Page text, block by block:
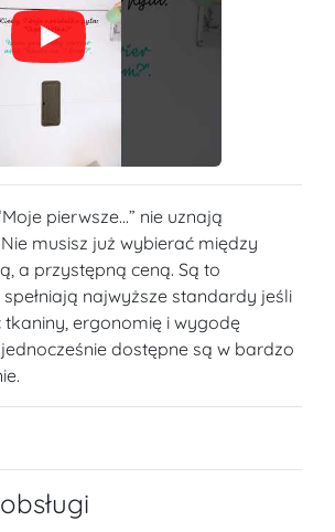
pierwsze...” nie uznają
musisz już wybierać między
a przystępną ceną. Są to
najwyższe standardy jeśli
ergonomię i wygodę
dostępne są w bardzo